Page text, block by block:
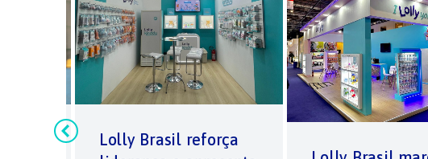
Lolly Brasil reforça